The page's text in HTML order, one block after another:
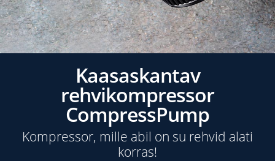
Kaasaskantav
rehvikompressor
CompressPump
Kompressor, mille abil on su rehvid alati
korras!